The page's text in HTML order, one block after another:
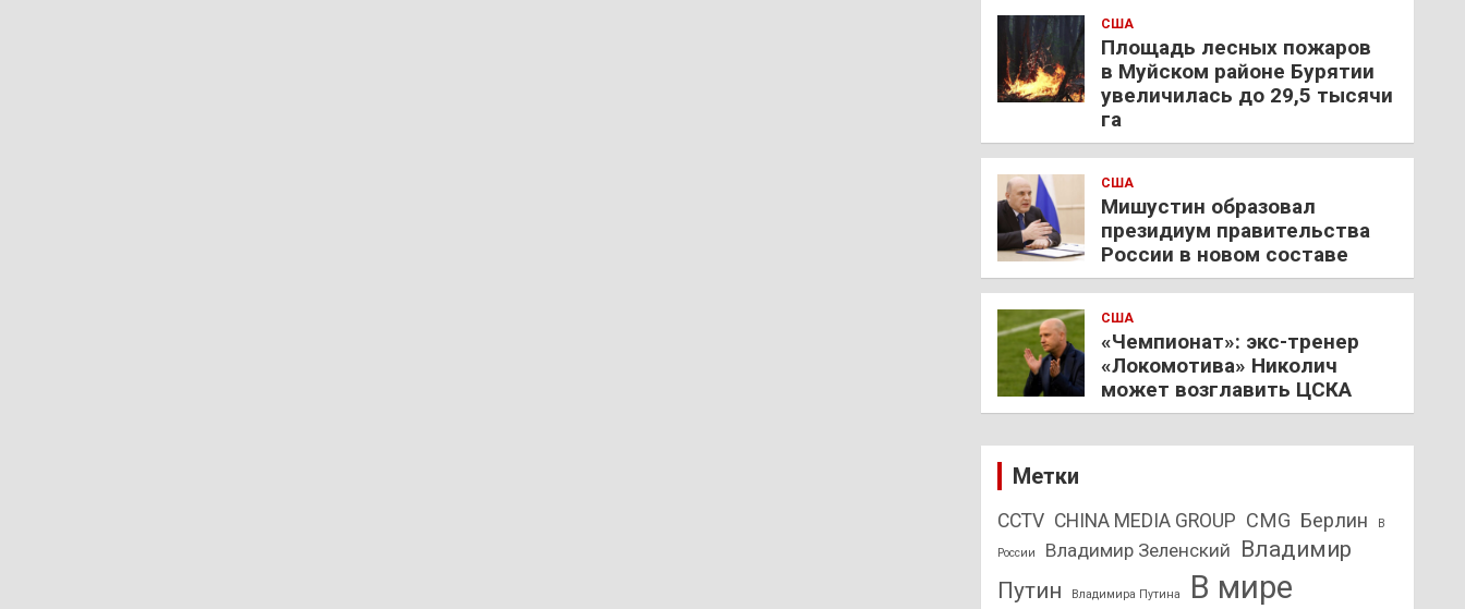
США
Площадь лесных пожаров
в Муйском районе Бурятии
увеличилась до 29,5 тысячи
га
США
Мишустин образовал
президиум правительства
России в новом составе
США
«Чемпионат»: экс-тренер
«Локомотива» Николич
может возглавить ЦСКА
Метки
CCTV CHINA MEDIA GROUP CMG Берлин В
России Владимир Зеленский Владимир
Путин
Владимира Путина
В мире